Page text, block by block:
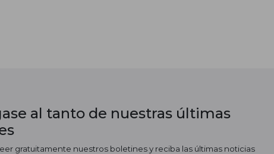
al tanto de nuestras últimas
gratuitamente nuestros boletines y reciba las últimas noticias